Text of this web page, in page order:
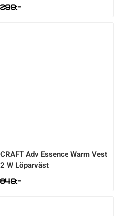
299:-
CRAFTAdv Essence Warm Vest
2 W Löparväst
849:-